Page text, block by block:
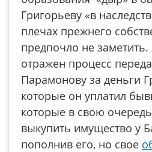
Григорьеву «в
плечах прежнего
предпочло не заметить.
отражен процесс
Парамонову за деньги
которые он уплатил
которые в свою
выкупить имущество у
пополнив его, но свое